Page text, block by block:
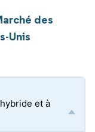
des
Unis
et à